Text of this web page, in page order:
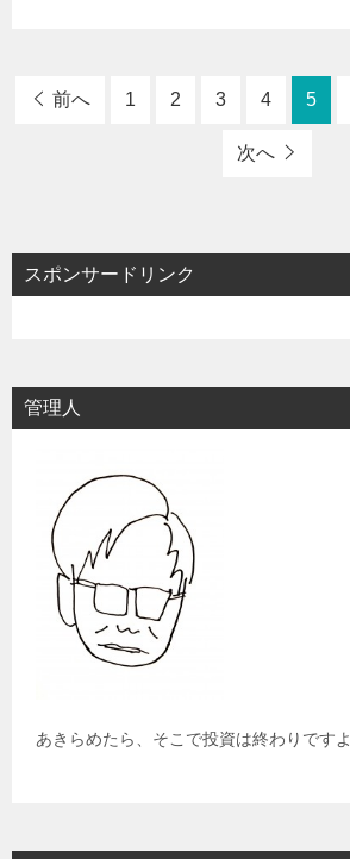
前へ 1 2 3 4 5
次へ
スポンサードリンク
管理人
あきらめたら、そこで投資は終わりですよ